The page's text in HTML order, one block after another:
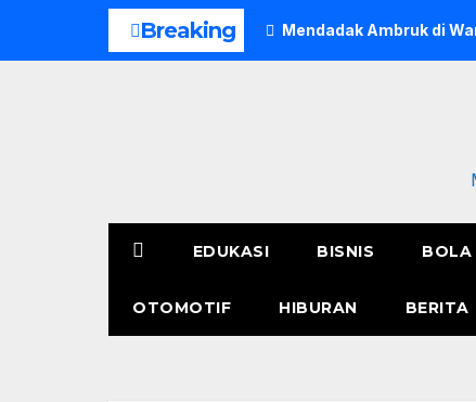
Breaking Mendadak Ambruk di
EDUKASI BISNIS BOLA
OTOMOTIF HIBURAN BERITA